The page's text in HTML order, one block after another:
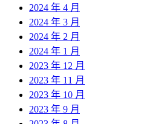
2024 年 4 月
2024 年 3 月
2024 年 2 月
2024 年 1 月
2023 年 12 月
2023 年 11 月
2023 年 10 月
2023 年 9 月